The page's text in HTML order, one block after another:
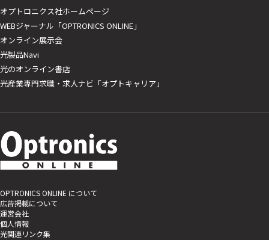
オプトロニクス社ホームページ
WEBジャーナル「OPTRONICS ONLINE」
オンライン展示会
光製品Navi
光のオンライン書店
光産業専門求職・求人ナビ「オプトキャリア」
OPTRONICS ONLINE について
広告掲載について
運営会社
個人情報
光関連リンク集